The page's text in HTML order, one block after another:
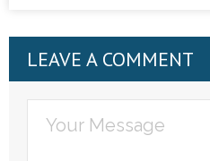
LEAVE A COMMENT